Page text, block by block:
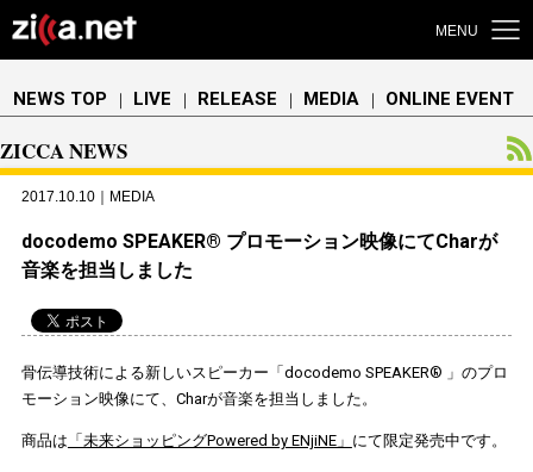
MENU
NEWS TOP ｜ LIVE ｜ RELEASE ｜ MEDIA ｜ ONLINE EVENT
ZICCA NEWS
2017.10.10｜MEDIA
docodemo SPEAKER® プロモーション映像にてCharが
音楽を担当しました
骨伝導技術による新しいスピーカー「docodemo SPEAKER® 」のプロ
モーション映像にて、Charが音楽を担当しました。
商品は 「未来ショッピングPowered by ENjiNE」 にて限定発売中です。